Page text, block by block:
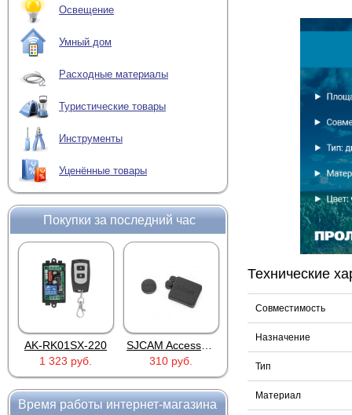
Освещение
Умный дом
Расходные материалы
Туристические товары
Инструменты
Уценённые товары
Покупки за последний час
AK-RK01SX-220
1 323 руб.
310 руб.
373 руб.
Время работы интернет-магазина
Технические
Совместимость
Назначение
Тип
Материал